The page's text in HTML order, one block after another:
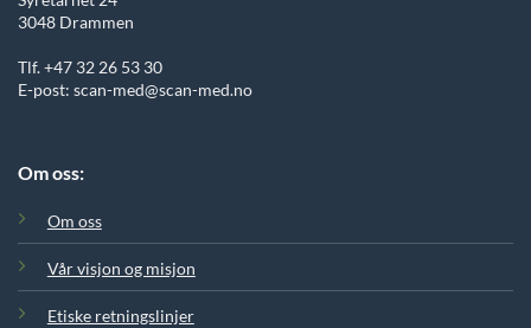
3048 Drammen
Tlf. +47 32 26 53 30
E-post: scan-med@scan-med.no
Om oss:
Om oss
Vår visjon og misjon
Etiske retningslinjer